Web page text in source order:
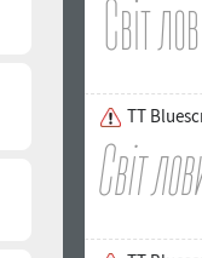
TT